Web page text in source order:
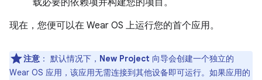
载必要的依赖项并构建您的项目。
现在，您便可以在 Wear OS 上运行您的首个应用。
注意 ： 默认情况下， New Project 向导会创建一个独立的
Wear OS 应用，该应用无需连接到其他设备即可运行。如果应用的